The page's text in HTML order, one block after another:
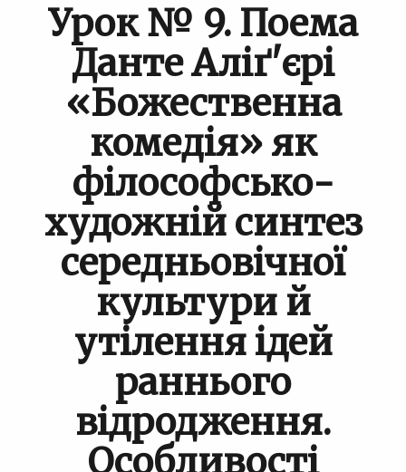
Урок № 9. Поема
Данте Аліґ'єрі
«Божественна
комедія» як
філософсько-
художній синтез
середньовічної
культури й
утілення ідей
раннього
відродження.
Особливості